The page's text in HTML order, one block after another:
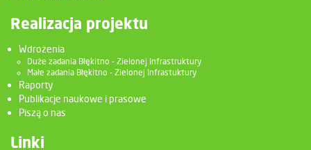
Realizacja projektu
Wdrożenia
Duże zadania Błękitno - Zielonej Infrastruktury
Małe zadania Błękitno - Zielonej Infrastuktury
Raporty
Publikacje naukowe i prasowe
Piszą o nas
Linki